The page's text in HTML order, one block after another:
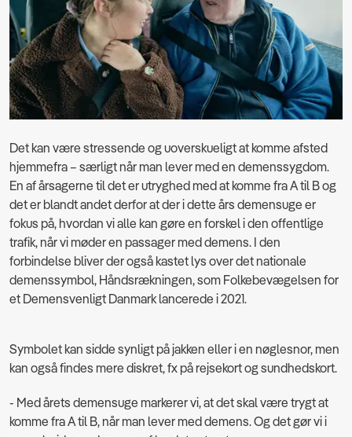
Det kan være stressende og uoverskueligt at komme afsted
hjemmefra – særligt når man lever med en demenssygdom.
En af årsagerne til det er utryghed med at komme fra A til B og
det er blandt andet derfor at der i dette års demensuge er
fokus på, hvordan vi alle kan gøre en forskel i den offentlige
trafik, når vi møder en passager med demens. I den
forbindelse bliver der også kastet lys over det nationale
demenssymbol, Håndsrækningen, som Folkebevægelsen for
et Demensvenligt Danmark lancerede i 2021.
Symbolet kan sidde synligt på jakken eller i en nøglesnor, men
kan også findes mere diskret, fx på rejsekort og sundhedskort.
- Med årets demensuge markerer vi, at det skal være trygt at
komme fra A til B, når man lever med demens. Og det gør vi i